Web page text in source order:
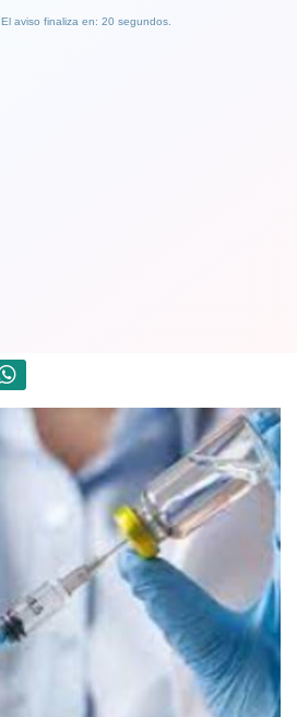
El aviso finaliza en: 19 segundos.